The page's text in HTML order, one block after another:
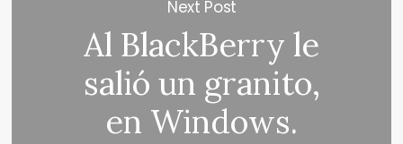
Next Post
Al BlackBerry le
salió un granito,
en Windows.